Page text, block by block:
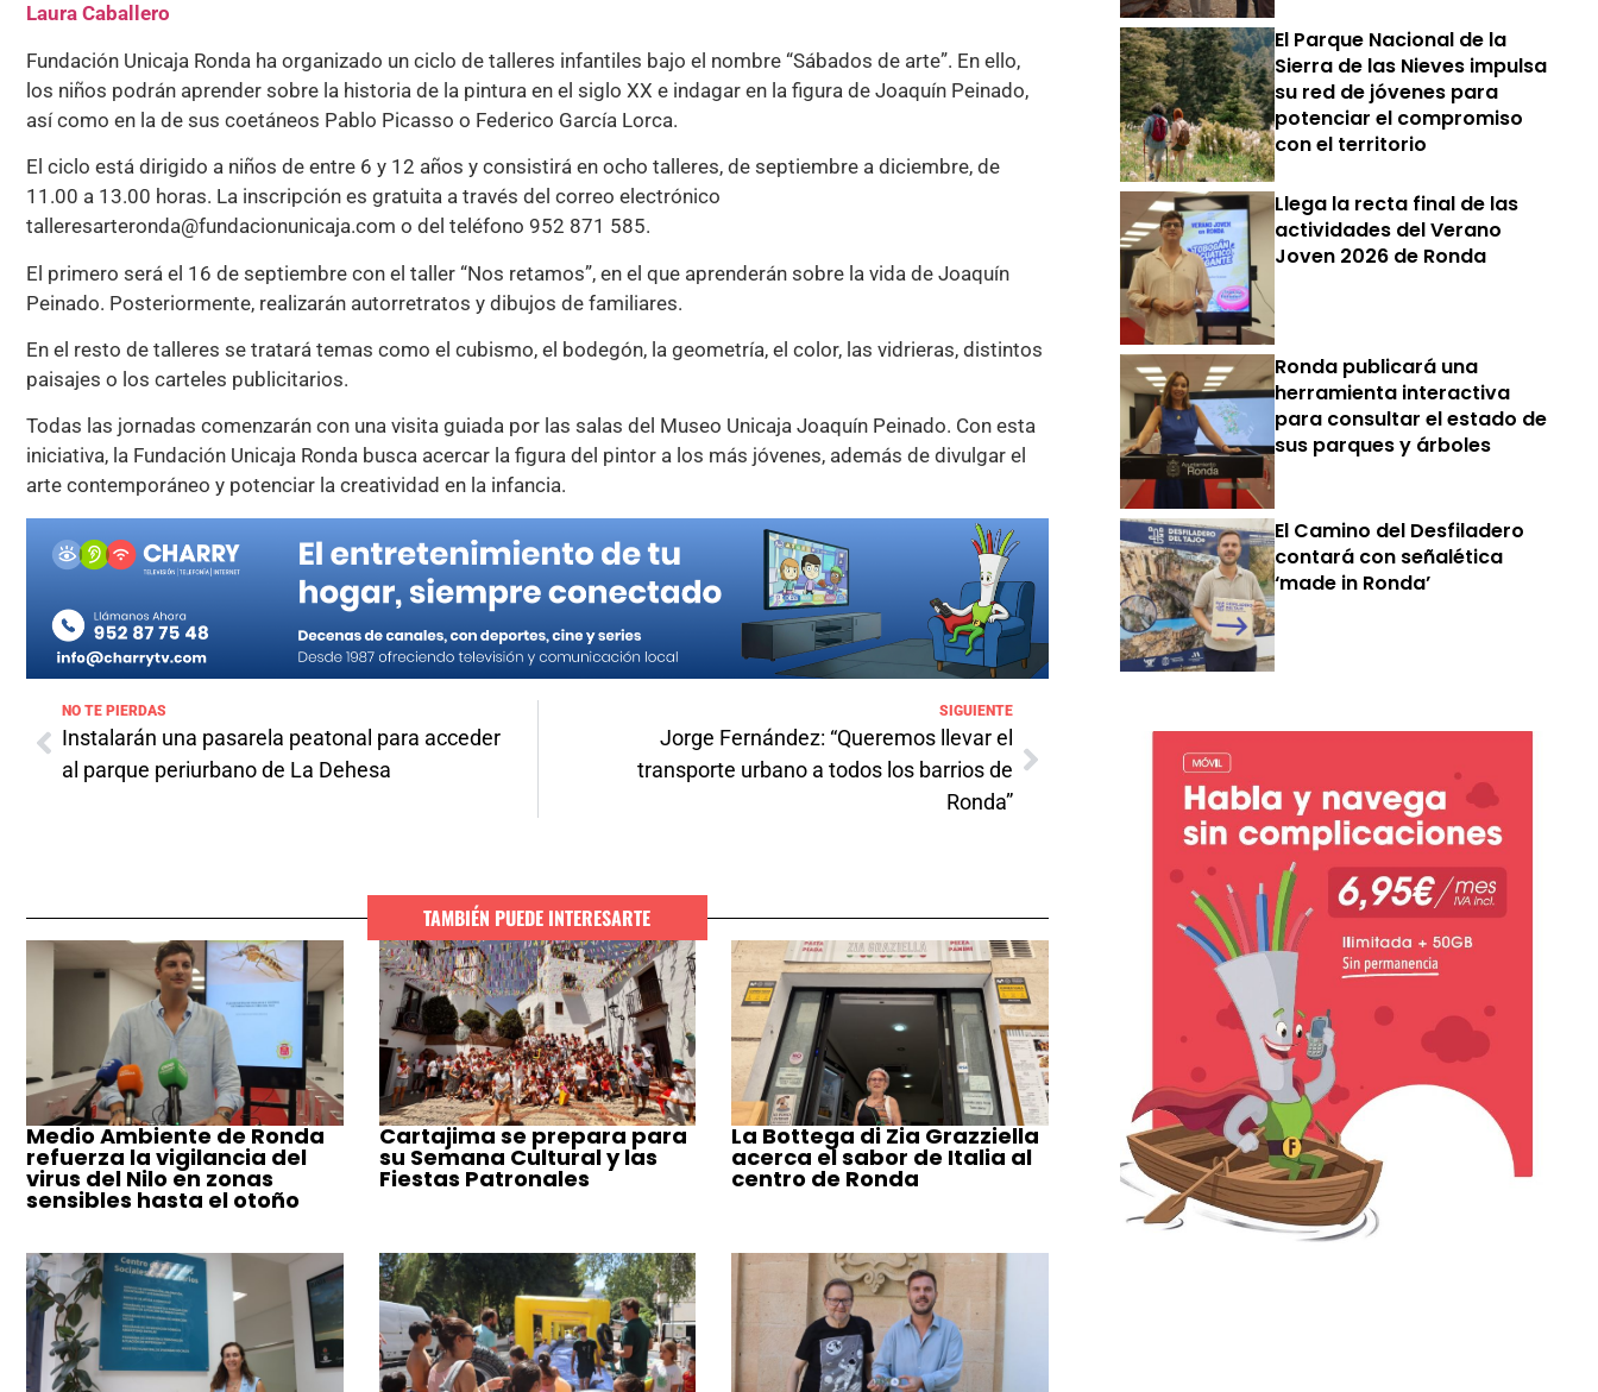
Laura Caballero
Fundación Unicaja Ronda ha organizado un ciclo de talleres infantiles bajo el nombre “Sábados de arte”. En ello,
los niños podrán aprender sobre la historia de la pintura en el siglo XX e indagar en la figura de Joaquín Peinado,
así como en la de sus coetáneos Pablo Picasso o Federico García Lorca.
El ciclo está dirigido a niños de entre 6 y 12 años y consistirá en ocho talleres, de septiembre a diciembre, de
11.00 a 13.00 horas. La inscripción es gratuita a través del correo electrónico
talleresarteronda@fundacionunicaja.com o del teléfono 952 871 585.
El primero será el 16 de septiembre con el taller “Nos retamos”, en el que aprenderán sobre la vida de Joaquín
Peinado. Posteriormente, realizarán autorretratos y dibujos de familiares.
En el resto de talleres se tratará temas como el cubismo, el bodegón, la geometría, el color, las vidrieras, distintos
paisajes o los carteles publicitarios.
Todas las jornadas comenzarán con una visita guiada por las salas del Museo Unicaja Joaquín Peinado. Con esta
iniciativa, la Fundación Unicaja Ronda busca acercar la figura del pintor a los más jóvenes, además de divulgar el
arte contemporáneo y potenciar la creatividad en la infancia.
NO TE PIERDAS
Instalarán una pasarela peatonal para acceder
al parque periurbano de La Dehesa
SIGUIENTE
Jorge Fernández: “Queremos llevar el
transporte urbano a todos los barrios de
Ronda”
TAMBIÉN PUEDE INTERESARTE
Medio Ambiente de Ronda
refuerza la vigilancia del
virus del Nilo en zonas
sensibles hasta el otoño
Cartajima se prepara para
su Semana Cultural y las
Fiestas Patronales
La Bottega di Zia Grazziella
acerca el sabor de Italia al
centro de Ronda
El Parque Nacional de la
Sierra de las Nieves impulsa
su red de jóvenes para
potenciar el compromiso
con el territorio
Llega la recta final de las
actividades del Verano
Joven 2026 de Ronda
Ronda publicará una
herramienta interactiva
para consultar el estado de
sus parques y árboles
El Camino del Desfiladero
contará con señalética
‘made in Ronda’